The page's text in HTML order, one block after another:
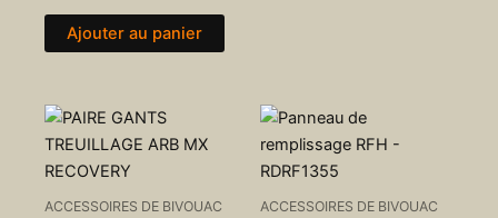
Ajouter au panier
ACCESSOIRES DE BIVOUAC ACCESSOIRES DE BIVOUAC